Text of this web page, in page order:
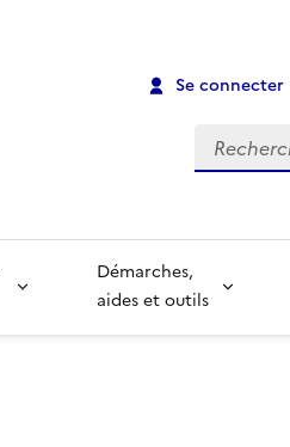
Se connecter
Recherche
Démarches,
aides et outils